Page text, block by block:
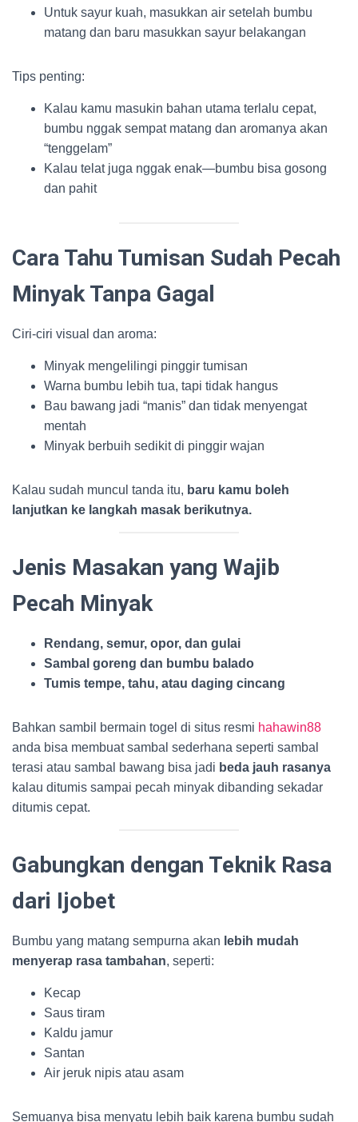
Untuk sayur kuah, masukkan air setelah bumbu
matang dan baru masukkan sayur belakangan
Tips penting:
Kalau kamu masukin bahan utama terlalu cepat,
bumbu nggak sempat matang dan aromanya akan
“tenggelam”
Kalau telat juga nggak enak—bumbu bisa gosong
dan pahit
Cara Tahu Tumisan Sudah Pecah
Minyak Tanpa Gagal
Ciri-ciri visual dan aroma:
Minyak mengelilingi pinggir tumisan
Warna bumbu lebih tua, tapi tidak hangus
Bau bawang jadi “manis” dan tidak menyengat
mentah
Minyak berbuih sedikit di pinggir wajan
Kalau sudah muncul tanda itu, baru kamu boleh
lanjutkan ke langkah masak berikutnya.
Jenis Masakan yang Wajib
Pecah Minyak
Rendang, semur, opor, dan gulai
Sambal goreng dan bumbu balado
Tumis tempe, tahu, atau daging cincang
Bahkan sambil bermain togel di situs resmi hahawin88
anda bisa membuat sambal sederhana seperti sambal
terasi atau sambal bawang bisa jadi beda jauh rasanya
kalau ditumis sampai pecah minyak dibanding sekadar
ditumis cepat.
Gabungkan dengan Teknik Rasa
dari Ijobet
Bumbu yang matang sempurna akan lebih mudah
menyerap rasa tambahan, seperti:
Kecap
Saus tiram
Kaldu jamur
Santan
Air jeruk nipis atau asam
Semuanya bisa menyatu lebih baik karena bumbu sudah